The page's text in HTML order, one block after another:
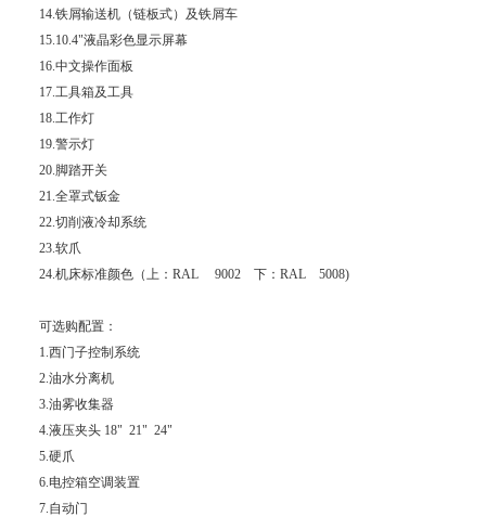
14.铁屑输送机（链板式）及铁屑车
15.10.4"液晶彩色显示屏幕
16.中文操作面板
17.工具箱及工具
18.工作灯
19.警示灯
20.脚踏开关
21.全罩式钣金
22.切削液冷却系统
23.软爪
24.机床标准颜色（上：RAL 9002 下：RAL 5008)
可选购配置：
1.西门子控制系统
2.油水分离机
3.油雾收集器
4.液压夹头 18" 21" 24"
5.硬爪
6.电控箱空调装置
7.自动门